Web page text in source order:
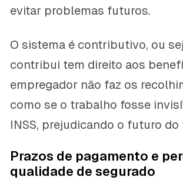
evitar problemas futuros.
O sistema é contributivo, ou
contribui tem direito aos
empregador não faz os
como se o trabalho fosse
INSS, prejudicando o futuro
Prazos de pagamento e
qualidade de segurado